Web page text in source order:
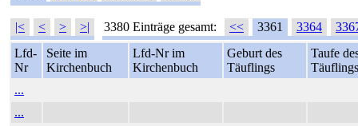
|< < > >| 3380 Einträge gesamt: << 3361 3364
Lfd-
Nr
Seite im
Kirchenbuch
Lfd-Nr im
Kirchenbuch
Geburt des
Täuflings
Taufe
Täuflings
...
...